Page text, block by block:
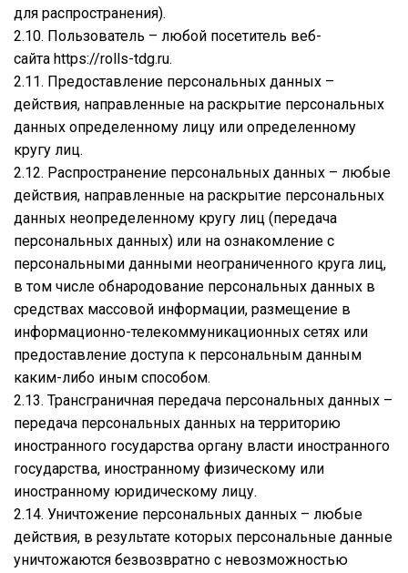
для распространения).
2.10. Пользователь – любой посетитель веб-
сайта https://rolls-tdg.ru.
2.11. Предоставление персональных данных –
действия, направленные на раскрытие персональных
данных определенному лицу или определенному
кругу лиц.
2.12. Распространение персональных данных – любые
действия, направленные на раскрытие персональных
данных неопределенному кругу лиц (передача
персональных данных) или на ознакомление с
персональными данными неограниченного круга лиц,
в том числе обнародование персональных данных в
средствах массовой информации, размещение в
информационно-телекоммуникационных сетях или
предоставление доступа к персональным данным
каким-либо иным способом.
2.13. Трансграничная передача персональных данных –
передача персональных данных на территорию
иностранного государства органу власти иностранного
государства, иностранному физическому или
иностранному юридическому лицу.
2.14. Уничтожение персональных данных – любые
действия, в результате которых персональные данные
уничтожаются безвозвратно с невозможностью